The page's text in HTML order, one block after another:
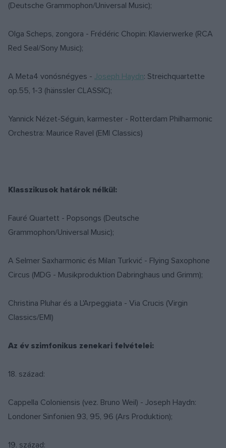
(Deutsche Grammophon/Universal Music);
Olga Scheps, zongora - Frédéric Chopin: Klavierwerke (RCA
Red Seal/Sony Music);
A Meta4 vonósnégyes - Joseph Haydn: Streichquartette
op.55, 1-3 (hänssler CLASSIC);
Yannick Nézet-Séguin, karmester - Rotterdam Philharmonic
Orchestra: Maurice Ravel (EMI Classics)
Klasszikusok határok nélkül:
Fauré Quartett - Popsongs (Deutsche
Grammophon/Universal Music);
A Selmer Saxharmonic és Milan Turkvić - Flying Saxophone
Circus (MDG - Musikproduktion Dabringhaus und Grimm);
Christina Pluhar és a L'Arpeggiata - Via Crucis (Virgin
Classics/EMI)
Az év szimfonikus zenekari felvételei:
18. század:
Cappella Coloniensis (vez. Bruno Weil) - Joseph Haydn:
Londoner Sinfonien 93, 95, 96 (Ars Produktion);
19. század: